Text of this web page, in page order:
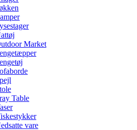
Market
Table
vare